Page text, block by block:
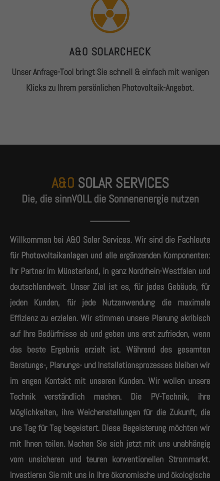
A&O SOLARCHECK
Unser Anfrage-Tool bringt Sie schnell & einfach mit wenigen
Klicks zu Ihrem persönlichen Photovoltaik-Angebot.
A&OSOLAR SERVICES
Die, die sinnVOLL die Sonnenenergie nutzen
Willkommen bei A&O Solar Services. Wir sind die Fachleute
für Photovoltaikanlagen und alle ergänzenden Komponenten:
Ihr Partner im Münsterland, in ganz Nordrhein-Westfalen und
deutschlandweit. Unser Ziel ist es, für jedes Gebäude, für
jeden Kunden, für jede Nutzanwendung die maximale
Effizienz zu erzielen. Wir stimmen unsere Planung akribisch
auf Ihre Bedürfnisse ab und geben uns erst zufrieden, wenn
das beste Ergebnis erzielt ist. Während des gesamten
Beratungs-, Planungs- und Installationsprozesses bleiben wir
im engen Kontakt mit unseren Kunden. Wir wollen unsere
Technik verständlich machen. Die PV-Technik, ihre
Möglichkeiten, ihre Weichenstellungen für die Zukunft, die
uns Tag für Tag begeistert. Diese Begeisterung möchten wir
mit Ihnen teilen. Machen Sie sich jetzt mit uns unabhängig
vom unsicheren und teuren konventionellen Strommarkt.
Investieren Sie mit uns in Ihre ökonomische und ökologische